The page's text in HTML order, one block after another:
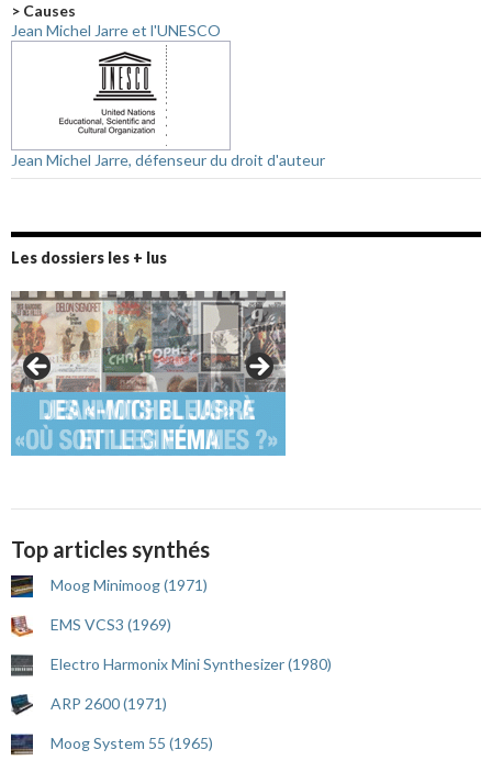
> Causes
Jean Michel Jarre et l'UNESCO
Jean Michel Jarre, défenseur du droit d'auteur
Les dossiers les + lus
Top articles synthés
Moog Minimoog (1971)
EMS VCS3 (1969)
Electro Harmonix Mini Synthesizer (1980)
ARP 2600 (1971)
Moog System 55 (1965)